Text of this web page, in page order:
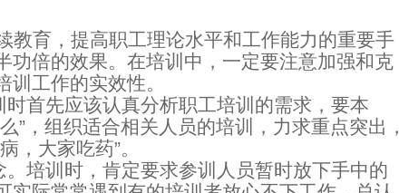
教育，提高职工理论水平和工作能力的重要手
功倍的效果。在培训中，一定要注意加强和克
工作的实效性。
时首先应该认真分析职工培训的需求，要本
”，组织适合相关人员的培训，力求重点突出，
，大家吃药”。
。培训时，肯定要求参训人员暂时放下手中的